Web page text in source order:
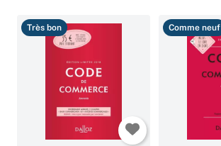
Très bon Comme neuf